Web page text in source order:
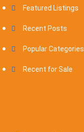
Featured Listings
Recent Posts
Popular Categories
Recent for Sale